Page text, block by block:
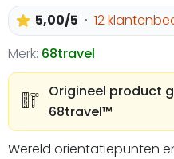
5,00/5
12
Merk: 68travel
Origineel product
68travel™️
Wereld oriëntatiepunten